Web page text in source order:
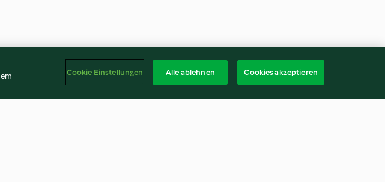
Cookie Einstellungen Alle ablehnen Cookies akzeptieren